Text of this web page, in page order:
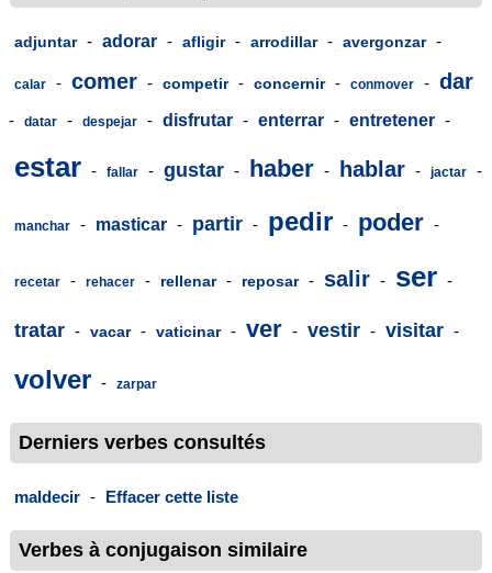
adjuntar - adorar - afligir - arrodillar - avergonzar -
calar - comer - competir - concernir - conmover - dar
- datar - despejar - disfrutar - enterrar - entretener -
estar - fallar - gustar - haber - hablar - jactar -
manchar - masticar - partir - pedir - poder -
recetar - rehacer - rellenar - reposar - salir - ser -
tratar - vacar - vaticinar - ver - vestir - visitar -
volver - zarpar
Derniers verbes consultés
maldecir - Effacer cette liste
Verbes à conjugaison similaire